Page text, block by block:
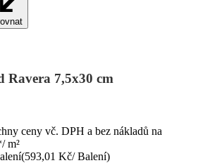
Ravera 7,5x30 cm
ceny vč. DPH a bez nákladů na
/ m²
(593,01 Kč/ Balení)